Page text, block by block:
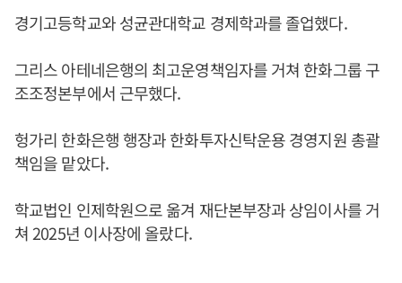
경기고등학교와 성균관대학교 경제학과를 졸업했다.
그리스 아테네은행의 최고운영책임자를 거쳐 한화그룹 구
조조정본부에서 근무했다.
헝가리 한화은행 행장과 한화투자신탁운용 경영지원 총괄
책임을 맡았다.
학교법인 인제학원으로 옮겨 재단본부장과 상임이사를 거
쳐 2025년 이사장에 올랐다.